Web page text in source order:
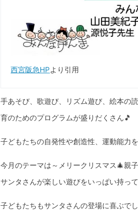
西宮阪急HPより引用
手あそび、歌遊び、リズム遊び、絵本の
育のためのプログラムが盛りだくさん🎵
子どもたちの自発性や創造性、運動能力
今月のテーマは～メリークリスマス🎄親
サンタさんが楽しい遊びをいっぱい持っ
子どもたちもサンタさんの登場に喜ぶで